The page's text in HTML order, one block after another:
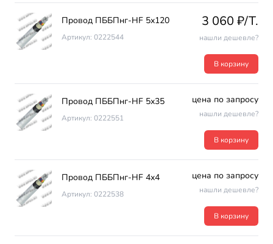
Провод ПББПнг-HF 5х120
Артикул: 0222544
3 060 ₽/T.
нашли дешевле?
В корзину
Провод ПББПнг-HF 5х35
Артикул: 0222551
цена по запросу
нашли дешевле?
В корзину
Провод ПББПнг-HF 4х4
Артикул: 0222538
цена по запросу
нашли дешевле?
В корзину